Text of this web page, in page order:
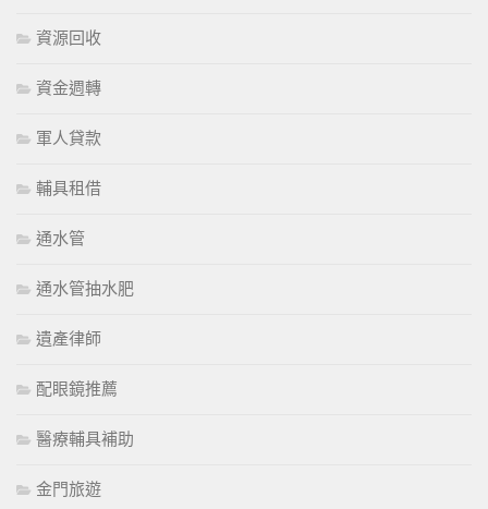
資源回收
資金週轉
軍人貸款
輔具租借
通水管
通水管抽水肥
遺產律師
配眼鏡推薦
醫療輔具補助
金門旅遊